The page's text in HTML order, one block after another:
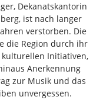
Dekanatskantorin
ist nach langer
verstorben. Die
die Region durch ihr
kulturellen Initiativen,
Anerkennung
zur Musik und das
unvergessen.